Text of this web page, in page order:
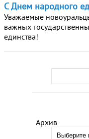
Архив
С Днем народного
Уважаемые
важных
единства!